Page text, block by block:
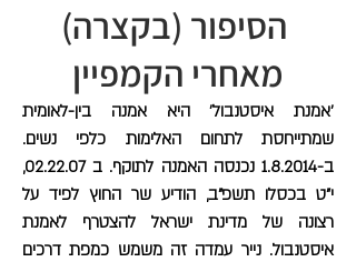
'אמנת איסטנבול' היא אמנה בין-לאומית
שמתייחסת לתחום האלימות כלפי נשים.
ב-1.8.2014 נכנסה האמנה לתוקף. ב 02.22.07,
י"ט בכסלו תשפ"ב, הודיע שר החוץ לפיד על
רצונה של מדינת ישראל להצטרף לאמנת
איסטנבול. נייר עמדה זה משמש כמפת דרכים
הסיפור (בקצרה)
מאחרי הקמפיין